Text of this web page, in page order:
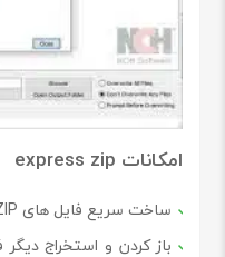
امکانات express zip
ساخت سریع فایل های ZIP